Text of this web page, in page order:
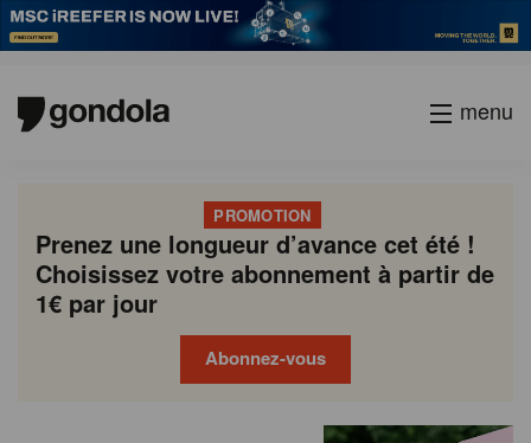
menu
PROMOTION
Prenez une longueur d’avance cet été !
Choisissez votre abonnement à partir de
1€ par jour
Abonnez-vous